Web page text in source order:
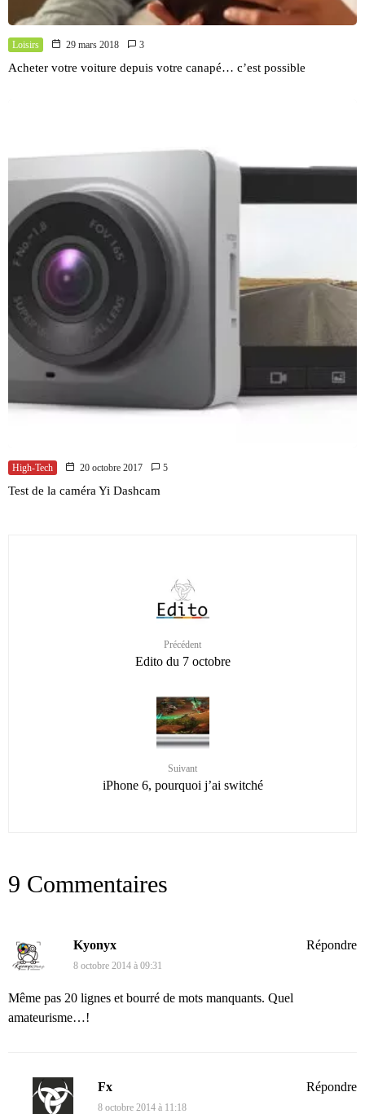
Loisirs 29 mars 2018 3
Acheter votre voiture depuis votre canapé… c’est possible
High-Tech 20 octobre 2017 5
Test de la caméra Yi Dashcam
Précédent
Edito du 7 octobre
Suivant
iPhone 6, pourquoi j’ai switché
9 Commentaires
Kyonyx
8 octobre 2014 à 09:31
Même pas 20 lignes et bourré de mots manquants. Quel
amateurisme…!
Répondre
Fx
8 octobre 2014 à 11:18
Répondre